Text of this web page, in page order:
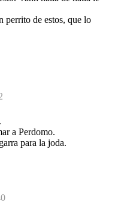
perrito de estos, que lo
a Perdomo.
para la joda.